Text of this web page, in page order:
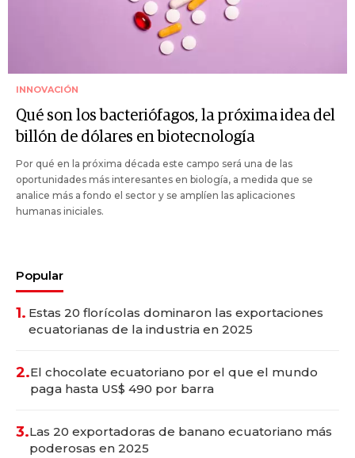
INNOVACIÓN
Qué son los bacteriófagos, la próxima idea del
billón de dólares en biotecnología
Por qué en la próxima década este campo será una de las
oportunidades más interesantes en biología, a medida que se
analice más a fondo el sector y se amplíen las aplicaciones
humanas iniciales.
Popular
1. Estas 20 florícolas dominaron las exportaciones
ecuatorianas de la industria en 2025
2.El chocolate ecuatoriano por el que el mundo
paga hasta US$ 490 por barra
3.Las 20 exportadoras de banano ecuatoriano más
poderosas en 2025